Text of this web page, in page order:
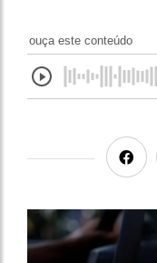
ouça este conteúdo